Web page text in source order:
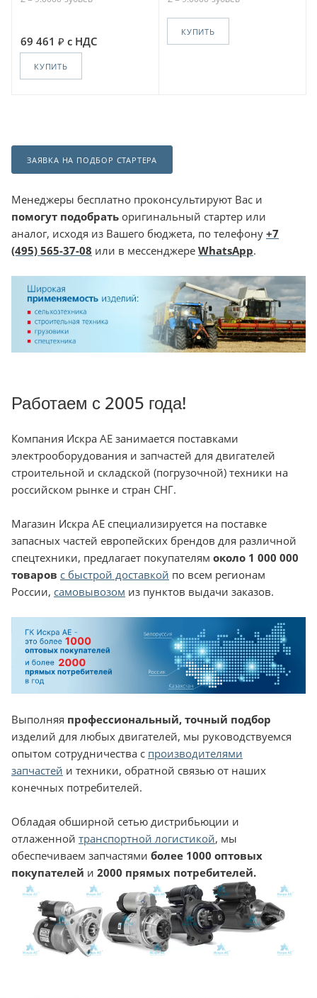
69 461 с НДС
КУПИТЬ
КУПИТЬ
ЗАЯВКА НА ПОДБОР СТАРТЕРА
Менеджеры бесплатно проконсультируют Вас и
помогут подобрать оригинальный стартер или
аналог, исходя из Вашего бюджета, по телефону +7
(495) 565-37-08 или в мессенджере WhatsApp.
Работаем с 2005 года!
Компания Искра АЕ занимается поставками
электрооборудования и запчастей для двигателей
строительной и складской (погрузочной) техники на
российском рынке и стран СНГ.
Магазин Искра АЕ специализируется на поставке
запасных частей европейских брендов для различной
спецтехники, предлагает покупателям около 1 000 000
товаров с быстрой доставкой по всем регионам
России, самовывозом из пунктов выдачи заказов.
Выполняя профессиональный, точный подбор
изделий для любых двигателей, мы руководствуемся
опытом сотрудничества с производителями
запчастей и техники, обратной связью от наших
конечных потребителей.
Обладая обширной сетью дистрибьюции и
отлаженной транспортной логистикой, мы
обеспечиваем запчастями более 1000 оптовых
покупателей и 2000 прямых потребителей.